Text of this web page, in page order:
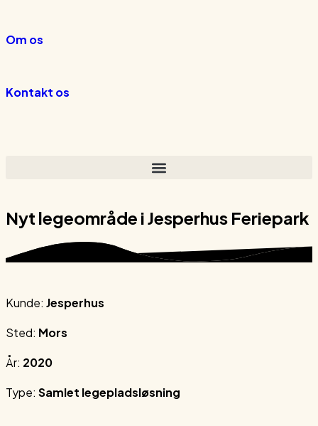
Om os
Kontakt os
Nyt legeområde i Jesperhus Feriepark
Kunde: Jesperhus
Sted: Mors
År: 2020
Type: Samlet legepladsløsning